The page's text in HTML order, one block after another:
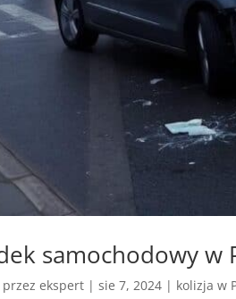
samochodowy w
przezekspert |sie 7, 2024 | kolizja w